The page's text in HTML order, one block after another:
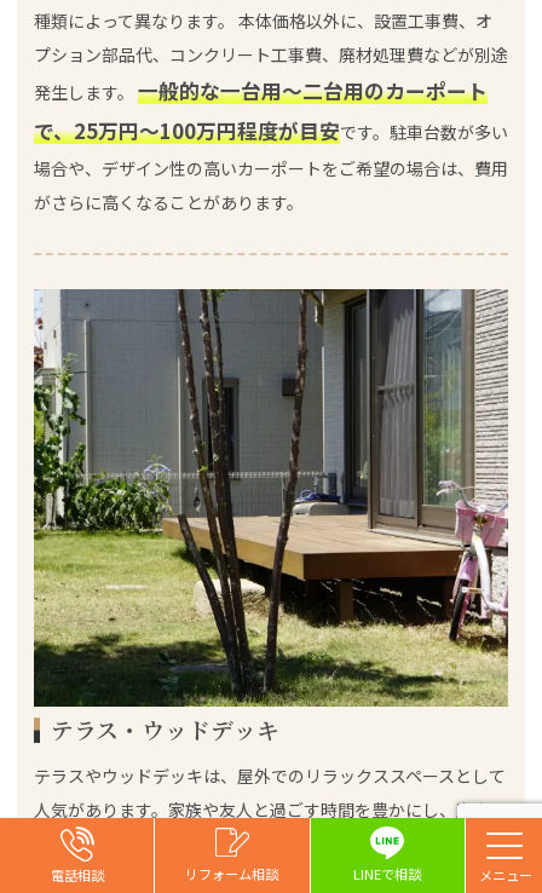
種類によって異なります。 本体価格以外に、設置工事費、オ
プション部品代、コンクリート工事費、廃材処理費などが別途
発生します。 一般的な一台用～二台用のカーポート
で、25万円～100万円程度が目安です。駐車台数が多い
場合や、デザイン性の高いカーポートをご希望の場合は、費用
がさらに高くなることがあります。
テラス・ウッドデッキ
テラスやウッドデッキは、屋外でのリラックススペースとして
人気があります。家族や友人と過ごす時間を豊かにし、室内と
外空間のつながりを強化します。材質やデザインによって費用
は異なり、天然木を使用すると風合いが美しく、人工素材はメ
電話相談 リフォーム相談 お問い合わせ
電話相談 リフォーム相談 お問い合わせ
電話相談 リフォーム相談 お問い合わせ
電話相談 リフォーム相談 LINEで相談